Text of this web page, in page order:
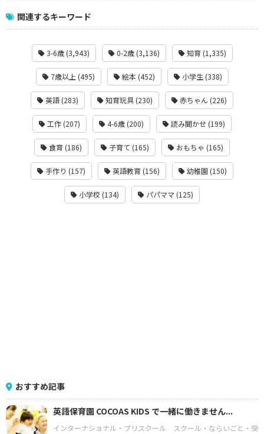
関連するキーワード
3-6歳 (3,943) 0-2歳 (3,136) 知育 (1,335)
7歳以上 (495) 絵本 (452) 小学生 (338)
英語 (283) 知育玩具 (230) 赤ちゃん (226)
工作 (207) 4-6歳 (200) 読み聞かせ (199)
食育 (186) 子育て (165) おもちゃ (165)
手作り (157) 英語教育 (156) 幼稚園 (150)
小学校 (134) パパママ (125)
おすすめ記事
英語保育園 COCOAS KIDS で一緒に働きません...
インターナショナル・プリスクール
スクール・ならいごと・受